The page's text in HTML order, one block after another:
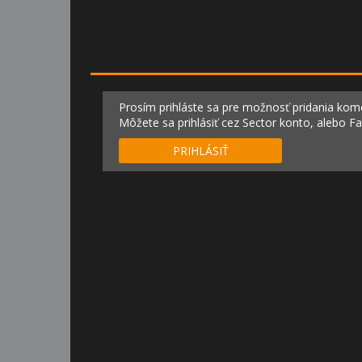
Prosím prihláste sa pre možnosť pridania
Môžete sa prihlásiť cez Sector konto, alebo
PRIHLÁSIŤ